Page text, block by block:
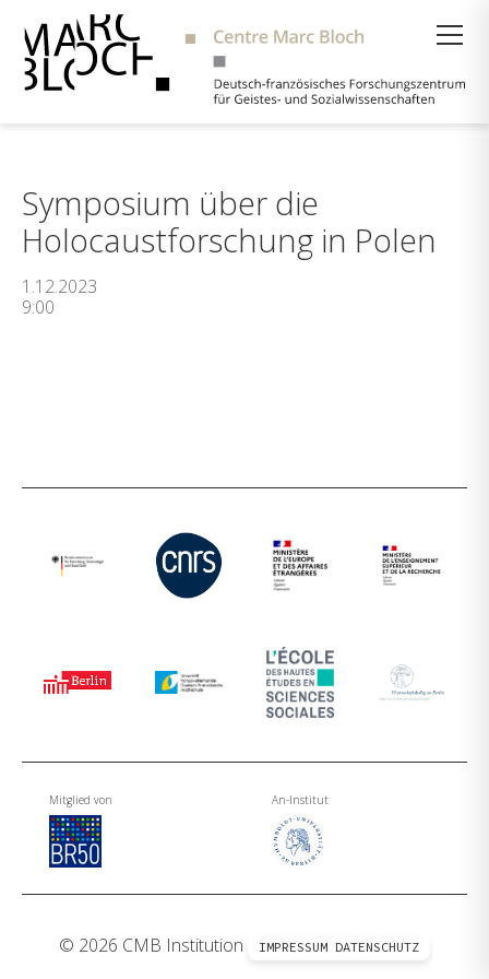
Symposium über die
Holocaustforschung in Polen
1.12.2023
9:00
Mitglied von An-Institut
© 2026 CMB Institution IMPRESSUM DATENSCHUTZ